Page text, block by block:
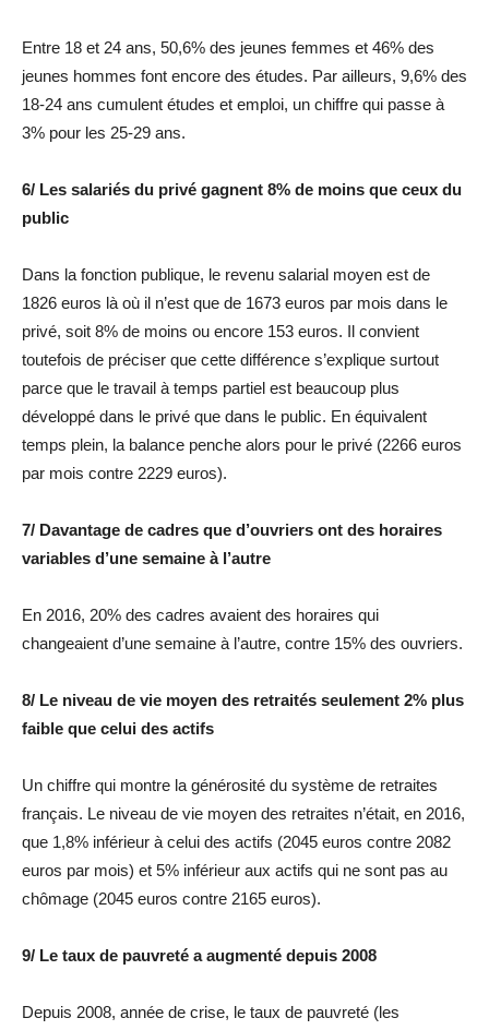
Entre 18 et 24 ans, 50,6% des jeunes femmes et 46% des
jeunes hommes font encore des études. Par ailleurs, 9,6% des
18-24 ans cumulent études et emploi, un chiffre qui passe à
3% pour les 25-29 ans.
6/ Les salariés du privé gagnent 8% de moins que ceux du
public
Dans la fonction publique, le revenu salarial moyen est de
1826 euros là où il n’est que de 1673 euros par mois dans le
privé, soit 8% de moins ou encore 153 euros. Il convient
toutefois de préciser que cette différence s’explique surtout
parce que le travail à temps partiel est beaucoup plus
développé dans le privé que dans le public. En équivalent
temps plein, la balance penche alors pour le privé (2266 euros
par mois contre 2229 euros).
7/ Davantage de cadres que d’ouvriers ont des horaires
variables d’une semaine à l’autre
En 2016, 20% des cadres avaient des horaires qui
changeaient d’une semaine à l’autre, contre 15% des ouvriers.
8/ Le niveau de vie moyen des retraités seulement 2% plus
faible que celui des actifs
Un chiffre qui montre la générosité du système de retraites
français. Le niveau de vie moyen des retraites n’était, en 2016,
que 1,8% inférieur à celui des actifs (2045 euros contre 2082
euros par mois) et 5% inférieur aux actifs qui ne sont pas au
chômage (2045 euros contre 2165 euros).
9/ Le taux de pauvreté a augmenté depuis 2008
Depuis 2008, année de crise, le taux de pauvreté (les